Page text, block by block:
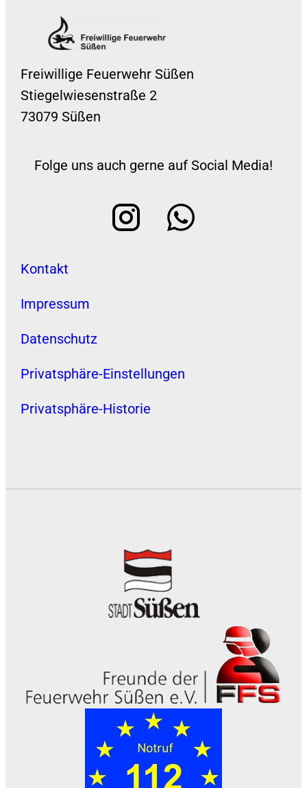
Freiwillige Feuerwehr Süßen
Stiegelwiesenstraße 2
73079 Süßen
Folge uns auch gerne auf Social Media!
Kontakt
Impressum
Datenschutz
Privatsphäre-Einstellungen
Privatsphäre-Historie